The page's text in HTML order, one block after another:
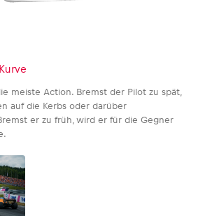
meiste Action. Bremst der Pilot zu spät,
auf die Kerbs oder darüber
er zu früh, wird er für die Gegner